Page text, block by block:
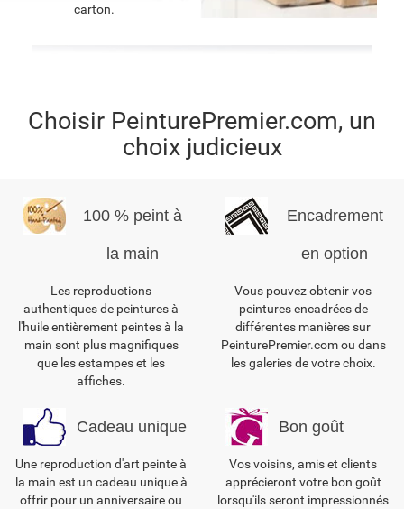
carton.
Choisir PeinturePremier.com, un
choix judicieux
100 % peint à
la main
Les reproductions
authentiques de peintures à
l'huile entièrement peintes à la
main sont plus magnifiques
que les estampes et les
affiches.
Encadrement
en option
Vous pouvez obtenir vos
peintures encadrées de
différentes manières sur
PeinturePremier.com ou dans
les galeries de votre choix.
Cadeau unique
Une reproduction d'art peinte à
la main est un cadeau unique à
offrir pour un anniversaire ou
Bon goût
Vos voisins, amis et clients
apprécieront votre bon goût
lorsqu'ils seront impressionnés